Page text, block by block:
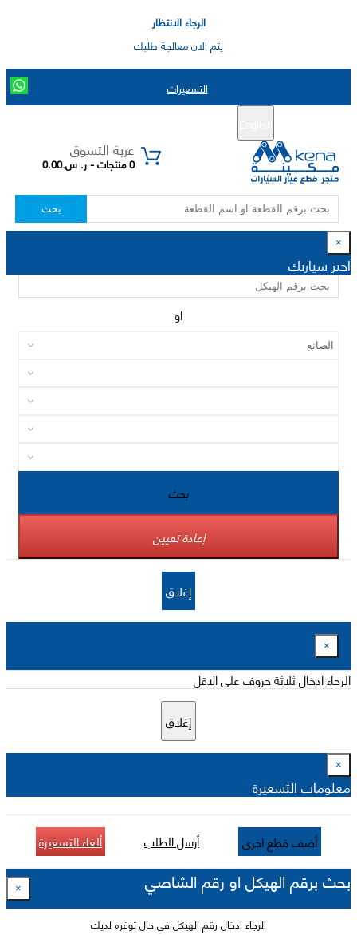
الرجاء الانتظار
يتم الان معالجة طلبك
التسعيرات
عربة التسوق
0 منتجات - ر. س.0.00
بحث
×
اختر سيارتك
او
بحث
إعادة تعيين
إغلاق
×
الرجاء ادخال ثلاثة حروف على الاقل
إغلاق
×
معلومات التسعيرة
أضف قطع اخرى أرسل الطلب ألغاء التسعيرة
بحث برقم الهيكل او رقم الشاصي ×
الرجاء ادخال رقم الهيكل في حال توفره لديك